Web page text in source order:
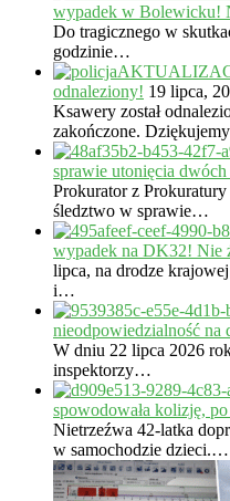
wypadek w Bolewicku!
Do tragicznego w
godzinie…
odnaleziony! 19 lipca,
Ksawery został
zakończone.
sprawie utonięcia
Prokurator z
śledztwo w sprawie…
wypadek na DK32!
lipca, na drodze
i…
nieodpowiedzialność
W dniu 22 lipca 2026
inspektorzy…
spowodowała kolizję,
Nietrzeźwa 42-latka
w samochodzie dzieci.…